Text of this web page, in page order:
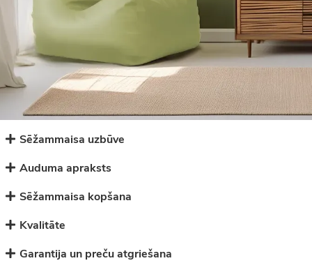
Sēžammaisa uzbūve
Auduma apraksts
Sēžammaisa kopšana
Kvalitāte
Garantija un preču atgriešana